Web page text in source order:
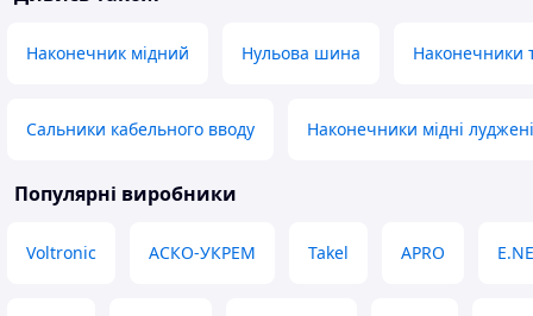
Наконечник мідний Нульова шина Наконечники
Сальники кабельного вводу Наконечники мідні луджені
Популярні виробники
Voltronic АСКО-УКРЕМ Takel APRO